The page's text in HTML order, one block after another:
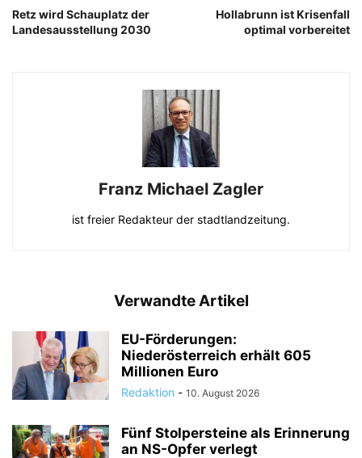
Retz wird Schauplatz der
Landesausstellung 2030
Hollabrunn ist Krisenfall
optimal vorbereitet
Franz Michael Zagler
ist freier Redakteur der stadtlandzeitung.
Verwandte Artikel
EU-Förderungen:
Niederösterreich erhält 605
Millionen Euro
Redaktion - 10. August 2026
Fünf Stolpersteine als Erinnerung
an NS-Opfer verlegt